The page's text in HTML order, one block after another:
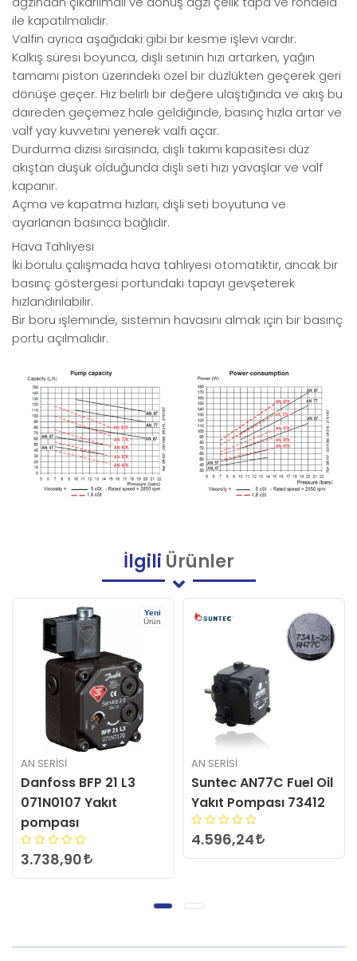
ile kapatılmalıdır.
Valfin ayrıca aşağıdaki gibi bir kesme işlevi vardır:
Kalkış süresi boyunca, dişli setinin hızı artarken, yağın
tamamı piston üzerindeki özel bir düzlükten geçerek geri
dönüşe geçer. Hız belirli bir değere ulaştığında ve akış bu
daireden geçemez hale geldiğinde, basınç hızla artar ve
valf yay kuvvetini yenerek valfi açar.
Durdurma dizisi sırasında, dişli takımı kapasitesi düz
akıştan düşük olduğunda dişli seti hızı yavaşlar ve valf
kapanır.
Açma ve kapatma hızları, dişli seti boyutuna ve
ayarlanan basınca bağlıdır.
Hava Tahliyesi
İki borulu çalışmada hava tahliyesi otomatiktir, ancak bir
basınç göstergesi portundaki tapayı gevşeterek
hızlandırılabilir.
Bir boru işleminde, sistemin havasını almak için bir basınç
portu açılmalıdır.
İlgili Ürünler
Yeni
Ürün
AN SERİSİ
Danfoss BFP 21 L3
071N0107 Yakıt
pompası
3.738,90
AN SERİSİ
Suntec AN77C Fuel Oil
Yakıt Pompası 73412
4.596,24